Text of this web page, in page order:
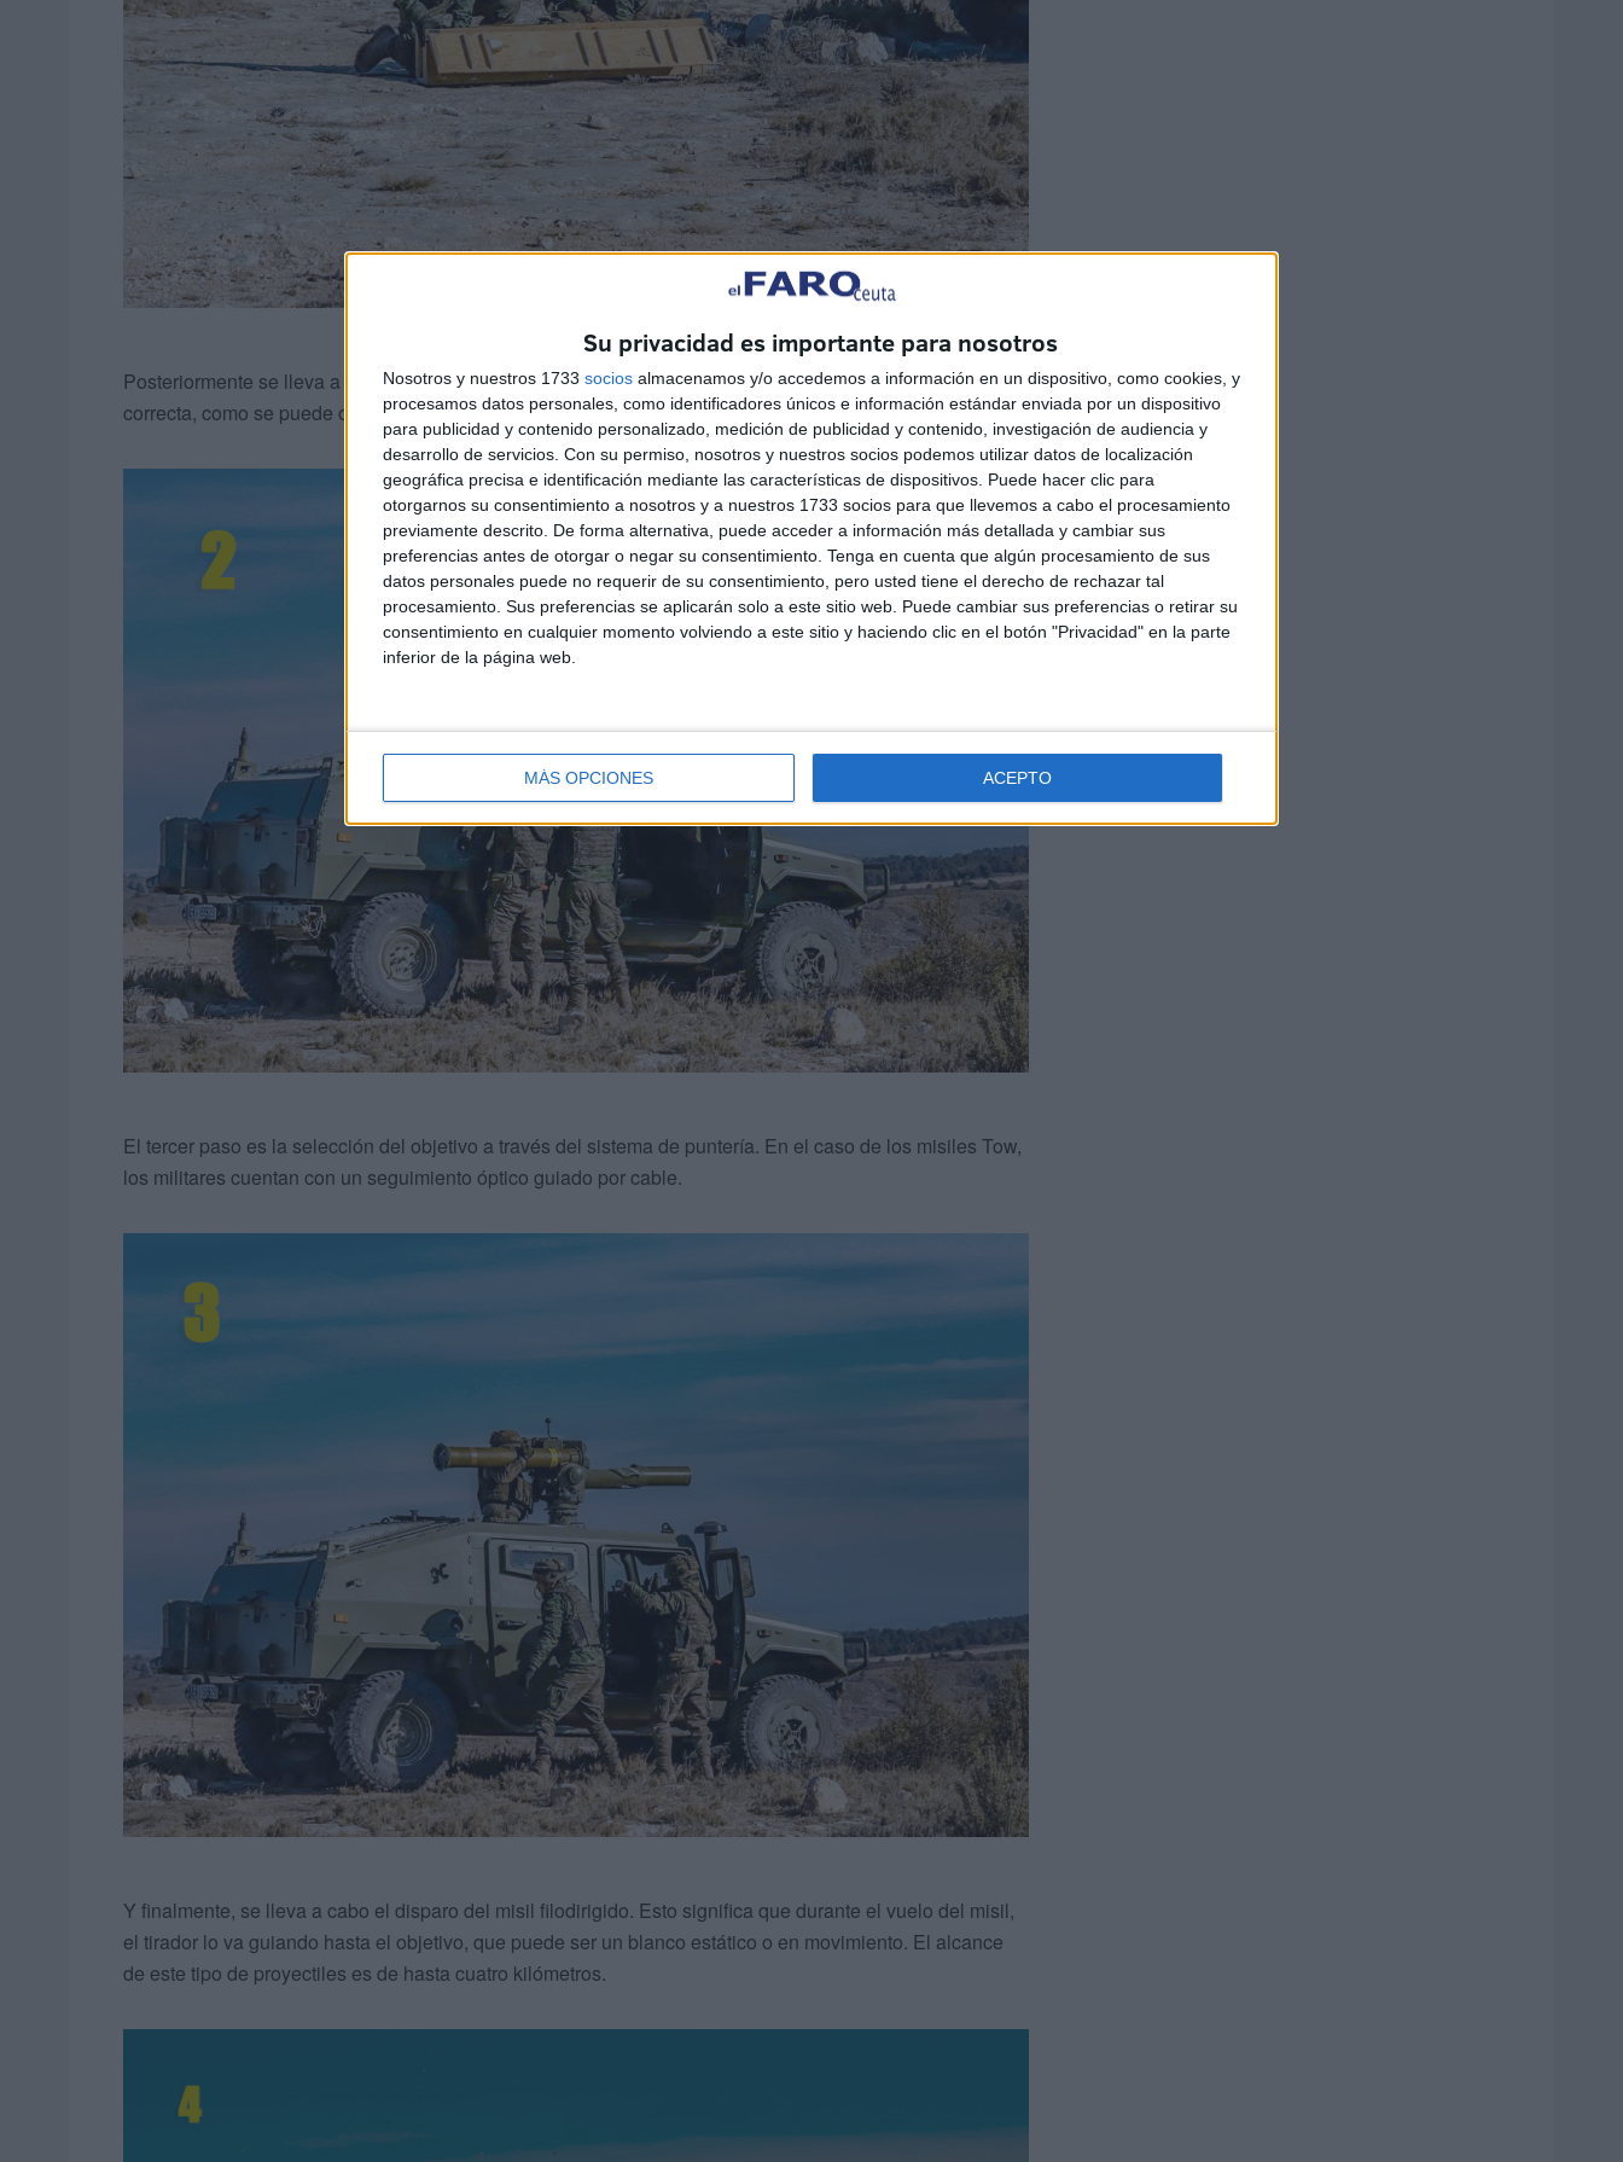
Su privacidad es importante para nosotros
Nosotros y nuestros 1733 socios almacenamos y/o accedemos a información en un dispositivo, como cookies, y
procesamos datos personales, como identificadores únicos e información estándar enviada por un dispositivo
para publicidad y contenido personalizado, medición de publicidad y contenido, investigación de audiencia y
desarrollo de servicios. Con su permiso, nosotros y nuestros socios podemos utilizar datos de localización
geográfica precisa e identificación mediante las características de dispositivos. Puede hacer clic para
otorgarnos su consentimiento a nosotros y a nuestros 1733 socios para que llevemos a cabo el procesamiento
previamente descrito. De forma alternativa, puede acceder a información más detallada y cambiar sus
preferencias antes de otorgar o negar su consentimiento. Tenga en cuenta que algún procesamiento de sus
datos personales puede no requerir de su consentimiento, pero usted tiene el derecho de rechazar tal
procesamiento. Sus preferencias se aplicarán solo a este sitio web. Puede cambiar sus preferencias o retirar su
consentimiento en cualquier momento volviendo a este sitio y haciendo clic en el botón "Privacidad" en la parte
inferior de la página web.
MÁS OPCIONES ACEPTO
Posteriormente se lleva a cabo la carga, colocando el misil en el puesto de tiro, fijándolo de manera
correcta, como se puede observar en la imagen inferior.
El tercer paso es la selección del objetivo a través del sistema de puntería. En el caso de los misiles Tow,
los militares cuentan con un seguimiento óptico guiado por cable.
Y finalmente, se lleva a cabo el disparo del misil filodirigido. Esto significa que durante el vuelo del misil,
el tirador lo va guiando hasta el objetivo, que puede ser un blanco estático o en movimiento. El alcance
de este tipo de proyectiles es de hasta cuatro kilómetros.